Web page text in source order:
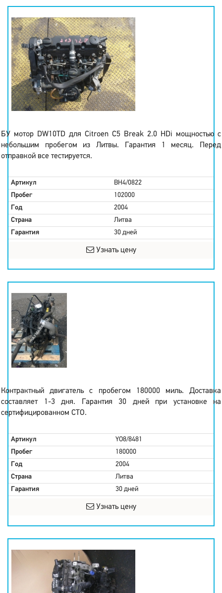
БУ мотор DW10TD для Citroen C5 Break 2.0 HDi мощностью с
небольшим пробегом из Литвы. Гарантия 1 месяц. Перед
отправкой все тестируется.
Артикул
BH4/0822
Пробег
102000
Год
2004
Страна
Литва
Гарантия
30 дней
Узнать цену
Контрактный двигатель с пробегом 180000 миль. Доставка
составляет 1-3 дня. Гарантия 30 дней при установке на
сертифицированном СТО.
Артикул
YO8/8481
Пробег
180000
Год
2004
Страна
Литва
Гарантия
30 дней
Узнать цену